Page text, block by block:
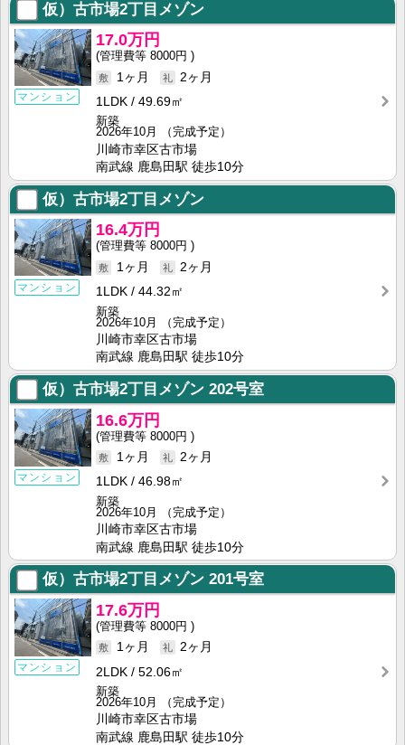
仮）古市場2丁目メゾン
マンション
17.0万円
8000円
1ヶ月
2ヶ月
1LDK
49.69㎡
新築
2026年10月
（完成予定）
川崎市幸区古市場
南武線 鹿島田駅 徒歩10分
仮）古市場2丁目メゾン
マンション
16.4万円
8000円
1ヶ月
2ヶ月
1LDK
44.32㎡
新築
2026年10月
（完成予定）
川崎市幸区古市場
南武線 鹿島田駅 徒歩10分
仮）古市場2丁目メゾン 202号室
マンション
16.6万円
8000円
1ヶ月
2ヶ月
1LDK
46.98㎡
新築
2026年10月
（完成予定）
川崎市幸区古市場
南武線 鹿島田駅 徒歩10分
仮）古市場2丁目メゾン 201号室
マンション
17.6万円
8000円
1ヶ月
2ヶ月
2LDK
52.06㎡
新築
2026年10月
（完成予定）
川崎市幸区古市場
南武線 鹿島田駅 徒歩10分